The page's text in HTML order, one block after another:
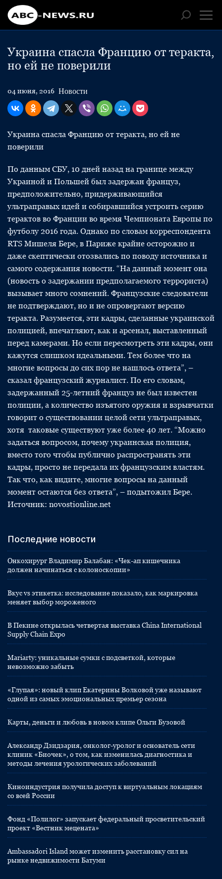
Украина спасла Францию от теракта,
но ей не поверили
04 июня, 2016 Новости
Украина спасла Францию от теракта, но ей не
поверили
По данным СБУ, 10 дней назад на границе между
Украиной и Польшей был задержан француз,
предположительно, придерживающийся
ультраправых идей и собиравшийся устроить серию
терактов во Франции во время Чемпионата Европы по
футболу 2016 года. Однако по словам корреспондента
RTS Мишеля Бере, в Париже крайне осторожно и
даже скептически отозвались по поводу источника и
самого содержания новости. “На данный момент она
(новость о задержании предполагаемого террориста)
вызывает много сомнений. Французские следователи
не подтверждают, но и не опровергают версию
теракта. Разумеется, эти кадры, сделанные украинской
полицией, впечатляют, как и арсенал, выставленный
перед камерами. Но если пересмотреть эти кадры, они
кажутся слишком идеальными. Тем более что на
многие вопросы до сих пор не нашлось ответа”, –
сказал французский журналист. По его словам,
задержанный 25-летний француз не был известен
полиции, а количество изъятого оружия и взрывчатки
говорит о существовании целой сети ультраправых,
хотя таковые существуют уже более 40 лет. “Можно
задаться вопросом, почему украинская полиция,
вместо того чтобы публично распространять эти
кадры, просто не передала их французским властям.
Так что, как видите, многие вопросы на данный
момент остаются без ответа”, – подытожил Бере.
Источник: novostionline.net
Последние новости
Онкохирург Владимир Балабан: «Чек-ап кишечника
должен начинаться с колоноскопии»
Вкус vs этикетка: исследование показало, как маркировка
меняет выбор мороженого
В Пекине открылась четвертая выставка China International
Supply Chain Expo
Mariarty: уникальные сумки с подсветкой, которые
невозможно забыть
«Глупая»: новый клип Екатерины Волковой уже называют
одной из самых эмоциональных премьер сезона
Карты, деньги и любовь в новом клипе Ольги Бузовой
Александр Дзидзария, онколог-уролог и основатель сети
клиник «Биочек», о том, как изменилась диагностика и
методы лечения урологических заболеваний
Киноиндустрия получила доступ к виртуальным локациям
со всей России
Фонд «Полилог» запускает федеральный просветительский
проект «Вестник мецената»
Ambassadori Island может изменить расстановку сил на
рынке недвижимости Батуми